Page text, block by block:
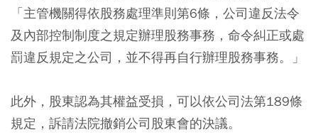
「主管機關得依股務處理準則第6條，公司違反法令
及內部控制制度之規定辦理股務事務，命令糾正或處
罰違反規定之公司，並不得再自行辦理股務事務。」
此外，股東認為其權益受損，可以依公司法第189條
規定，訴請法院撤銷公司股東會的決議。